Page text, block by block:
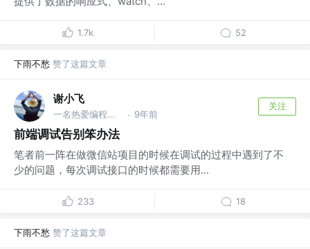
1.7k 52
下雨不愁 赞了这篇文章
谢小飞
一名热爱编程的前端工程师 @公众号：前端壹读 · 9年前
关注
前端调试告别笨办法
笔者前一阵在做微信站项目的时候在调试的过程中遇到了不
少的问题，每次调试接口的时候都需要用...
233 18
下雨不愁 赞了这篇文章